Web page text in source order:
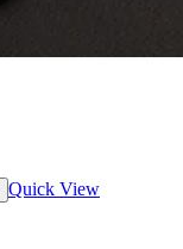
Quick View